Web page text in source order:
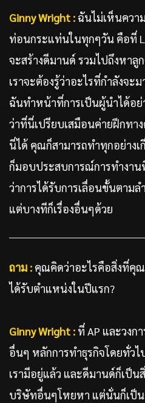
Ginny Wright : ฉันไม่เห็นควา
ท่อนกระแท่นในทุกๆวัน คือที่
จะสร้างดีมานด์ รวมไปถึงหา
เราจะต้องรู้ว่าอะไรที่กำลังจะ
ฉันทำหน้าที่การเป็นผู้นำได้อ
ว่าที่นี่เปรียบเสมือนค่ายฝึกทา
นี่ได้ คุณก็สามารถทำทุกอย่าง
ก็มอบประสบการณ์การทำงา
ว่าการได้รับการเลื่อนขั้นตามล
แต่บางทีก็เรื่องอื่นๆด้วย
ถาม : คุณคิดว่าอะไรคือสิ่งที่คุ
ได้รับตำแหน่งในปีแรก?
Ginny Wright : ที่ AP และวง
อื่นๆ หลักการทำธุรกิจโดยทั่ว
เรามีอยู่แล้ว และดีมานด์ก็เป็
บริษัทอื่นๆโหยหา แต่นั่นก็เป็น